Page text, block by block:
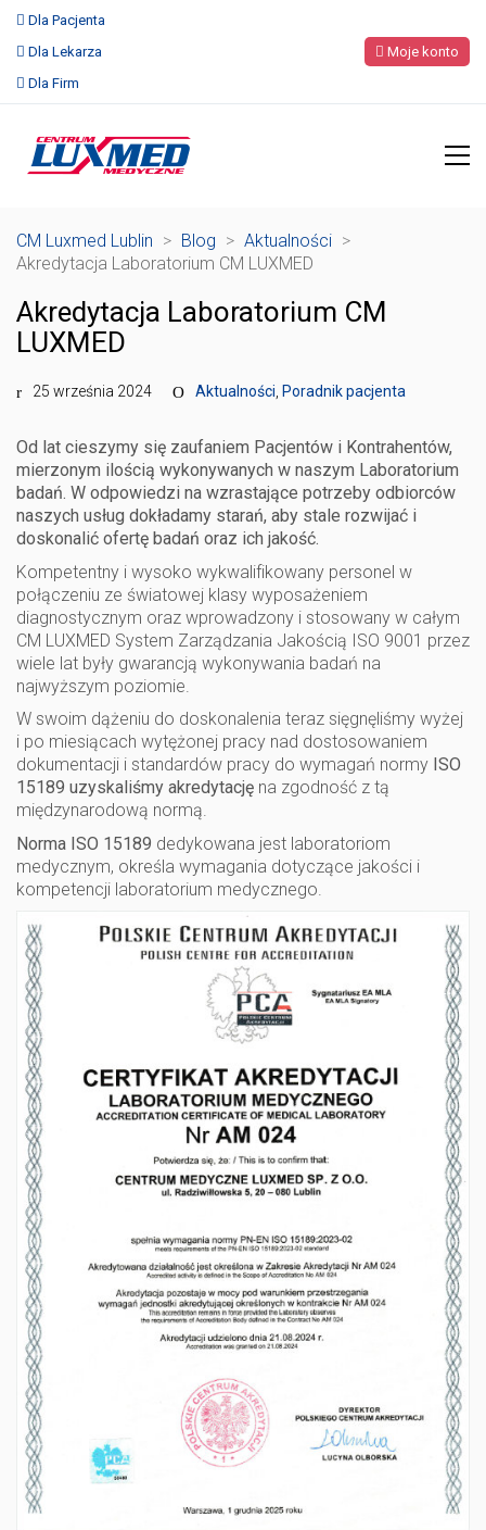
Dla Pacjenta
Dla Lekarza
Dla Firm
Moje konto
CM Luxmed Lublin > Blog > Aktualności >
Akredytacja Laboratorium CM LUXMED
Akredytacja Laboratorium CM
LUXMED
25 września 2024 Aktualności Poradnik pacjenta
Od lat cieszymy się zaufaniem Pacjentów i Kontrahentów,
mierzonym ilością wykonywanych w naszym Laboratorium
badań. W odpowiedzi na wzrastające potrzeby odbiorców
naszych usług dokładamy starań, aby stale rozwijać i
doskonalić ofertę badań oraz ich jakość.
Kompetentny i wysoko wykwalifikowany personel w
połączeniu ze światowej klasy wyposażeniem
diagnostycznym oraz wprowadzony i stosowany w całym
CM LUXMED System Zarządzania Jakością ISO 9001 przez
wiele lat były gwarancją wykonywania badań na
najwyższym poziomie.
W swoim dążeniu do doskonalenia teraz sięgnęliśmy wyżej
i po miesiącach wytężonej pracy nad dostosowaniem
dokumentacji i standardów pracy do wymagań normy ISO
15189 uzyskaliśmy akredytację na zgodność z tą
międzynarodową normą.
Norma ISO 15189 dedykowana jest laboratoriom
medycznym, określa wymagania dotyczące jakości i
kompetencji laboratorium medycznego.